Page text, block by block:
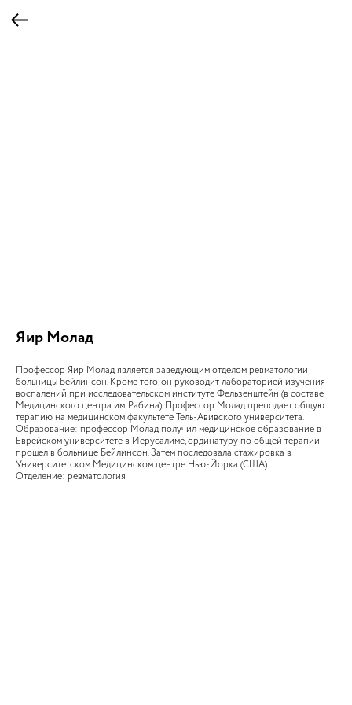
Яир Молад
Профессор Яир Молад является заведующим отделом ревматологии
больницы Бейлинсон. Кроме того, он руководит лабораторией изучения
воспалений при исследовательском институте Фельзенштейн (в составе
Медицинского центра им. Рабина). Профессор Молад преподает общую
терапию на медицинском факультете Тель-Авивского университета.
Образование: профессор Молад получил медицинское образование в
Еврейском университете в Иерусалиме, ординатуру по общей терапии
прошел в больнице Бейлинсон. Затем последовала стажировка в
Университетском Медицинском центре Нью-Йорка (США).
Отделение: ревматология